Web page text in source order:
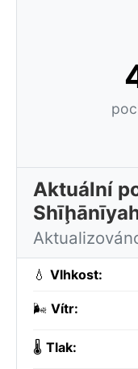
Aktuální
💧 Vlhkost:
🌬️ Vítr:
🌡️ Tlak: